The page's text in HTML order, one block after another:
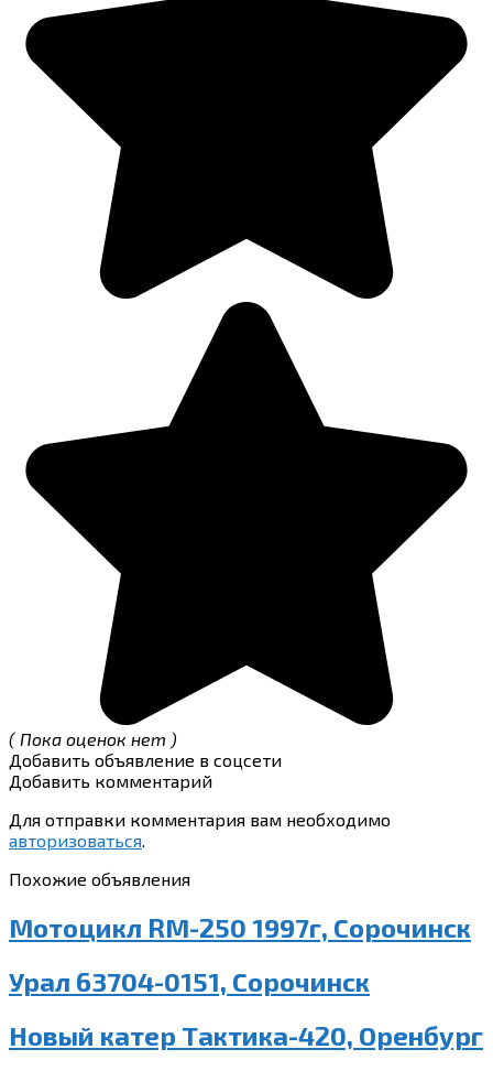
( Пока оценок нет )
Добавить объявление в соцсети
Добавить комментарий
Для отправки комментария вам необходимо
авторизоваться.
Похожие объявления
Мотоцикл RM-250 1997г, Сорочинск
Урал 63704-0151, Сорочинск
Новый катер Тактика-420, Оренбург